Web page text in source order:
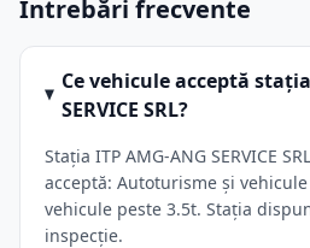
Întrebări frecvente
Ce vehicule acceptă
SERVICE SRL?
Stația ITP AMG-ANG SERVICE
acceptă: Autoturisme și
vehicule peste 3.5t. Stația
inspecție.